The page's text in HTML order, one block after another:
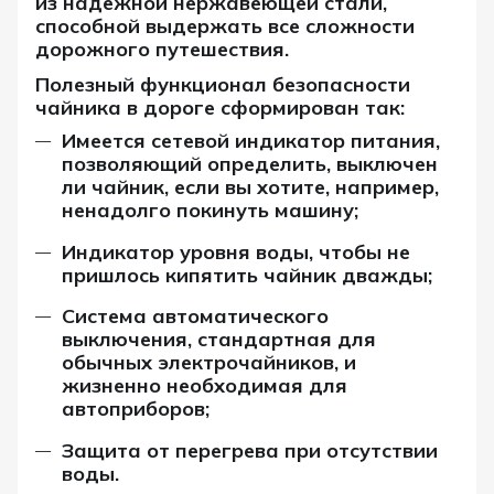
способной выдержать все сложности
дорожного путешествия.
Полезный функционал безопасности
чайника в дороге сформирован так:
Имеется сетевой индикатор питания,
позволяющий определить, выключен
ли чайник, если вы хотите, например,
ненадолго покинуть машину;
Индикатор уровня воды, чтобы не
пришлось кипятить чайник дважды;
Система автоматического
выключения, стандартная для
обычных электрочайников, и
жизненно необходимая для
автоприборов;
Защита от перегрева при отсутствии
воды.